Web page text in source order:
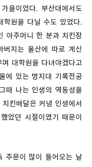
을이었다. 부산대에서도
학원을 다닐 수도 있었다.
아주머니 한 분과 치킨장
버지는 울산에 따로 계신
대학원을 다녀야겠다고
에 있는 명지대 기록전공
때 나는 인생의 역동성을
킨배달은 커녕 인생에서
었던 시절이였기 때문이
주문이 많이 들어오는 날